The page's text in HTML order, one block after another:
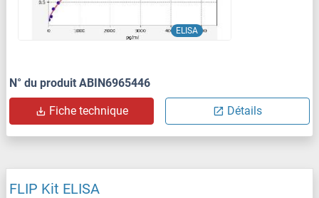
ELISA
N° du produit ABIN6965446
Fiche technique Détails
FLIP Kit ELISA